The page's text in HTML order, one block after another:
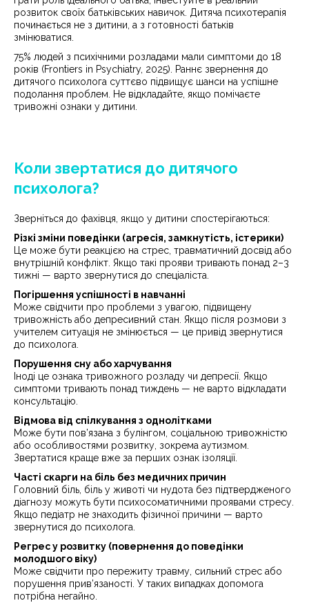
розвиток своїх батьківських навичок. Дитяча психотерапія
починається не з дитини, а з готовності батьків
змінюватися.
75% людей з психічними розладами мали симптоми до 18
років (Frontiers in Psychiatry, 2025). Раннє звернення до
дитячого психолога суттєво підвищує шанси на успішне
подолання проблем. Не відкладайте, якщо помічаєте
тривожні ознаки у дитини.
Коли звертатися до дитячого
психолога?
Зверніться до фахівця, якщо у дитини спостерігаються:
Різкі зміни поведінки (агресія, замкнутість, істерики)
Це може бути реакцією на стрес, травматичний досвід або
внутрішній конфлікт. Якщо такі прояви тривають понад 2–3
тижні — варто звернутися до спеціаліста.
Погіршення успішності в навчанні
Може свідчити про проблеми з увагою, підвищену
тривожність або депресивний стан. Якщо після розмови з
учителем ситуація не змінюється — це привід звернутися
до психолога.
Порушення сну або харчування
Іноді це ознака тривожного розладу чи депресії. Якщо
симптоми тривають понад тиждень — не варто відкладати
консультацію.
Відмова від спілкування з однолітками
Може бути пов’язана з булінгом, соціальною тривожністю
або особливостями розвитку, зокрема аутизмом.
Звертатися краще вже за перших ознак ізоляції.
Часті скарги на біль без медичних причин
Головний біль, біль у животі чи нудота без підтвердженого
діагнозу можуть бути психосоматичними проявами стресу.
Якщо педіатр не знаходить фізичної причини — варто
звернутися до психолога.
Регрес у розвитку (повернення до поведінки
молодшого віку)
Може свідчити про пережиту травму, сильний стрес або
порушення прив’язаності. У таких випадках допомога
потрібна негайно.